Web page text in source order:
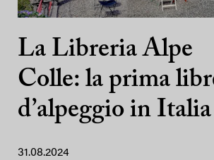
La Libreria Alpe
Colle: la prima
d’alpeggio in Italia
31.08.2024